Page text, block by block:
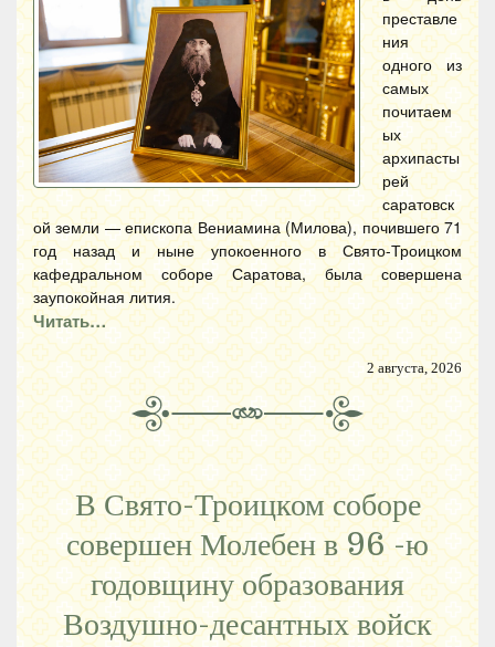
преставле
ния
одного из
самых
почитаем
ых
архипасты
рей
саратовск
ой земли — епископа Вениамина (Милова), почившего 71
год назад и ныне упокоенного в Свято-Троицком
кафедральном соборе Саратова, была совершена
заупокойная лития.
Читать…
2 августа, 2026
В Свято-Троицком соборе
совершен Молебен в 96 -ю
годовщину образования
Воздушно-десантных войск